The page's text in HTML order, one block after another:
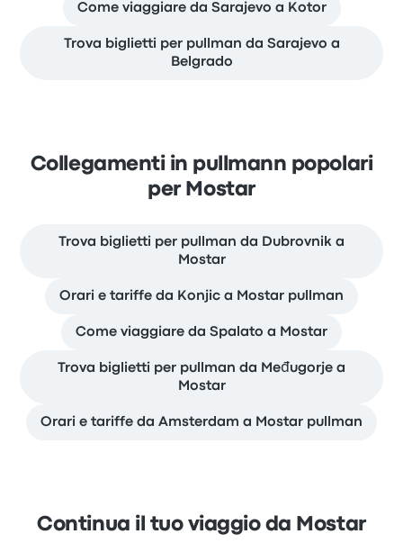
Come viaggiare da Sarajevo a Kotor
Trova biglietti per pullman da Sarajevo a
Belgrado
Collegamenti in pullmann popolari
per Mostar
Trova biglietti per pullman da Dubrovnik a
Mostar
Orari e tariffe da Konjic a Mostar pullman
Come viaggiare da Spalato a Mostar
Trova biglietti per pullman da Međugorje a
Mostar
Orari e tariffe da Amsterdam a Mostar pullman
Continua il tuo viaggio da Mostar